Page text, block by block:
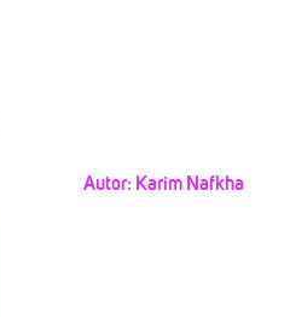
Autor: Karim Nafkha